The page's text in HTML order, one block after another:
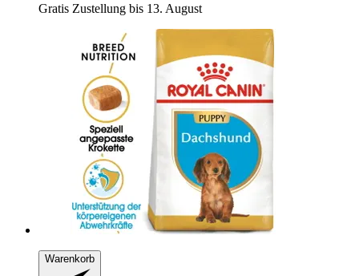
Gratis Zustellung bis 13. August
Warenkorb